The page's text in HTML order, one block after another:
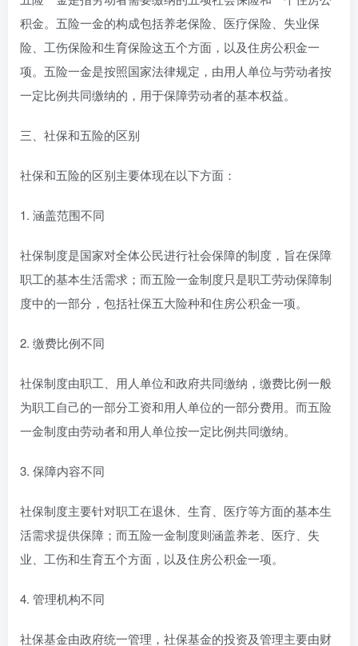
积金。五险一金的构成包括养老保险、医疗保险、失业保
险、工伤保险和生育保险这五个方面，以及住房公积金一
项。五险一金是按照国家法律规定，由用人单位与劳动者按
一定比例共同缴纳的，用于保障劳动者的基本权益。
三、社保和五险的区别
社保和五险的区别主要体现在以下方面：
1. 涵盖范围不同
社保制度是国家对全体公民进行社会保障的制度，旨在保障
职工的基本生活需求；而五险一金制度只是职工劳动保障制
度中的一部分，包括社保五大险种和住房公积金一项。
2. 缴费比例不同
社保制度由职工、用人单位和政府共同缴纳，缴费比例一般
为职工自己的一部分工资和用人单位的一部分费用。而五险
一金制度由劳动者和用人单位按一定比例共同缴纳。
3. 保障内容不同
社保制度主要针对职工在退休、生育、医疗等方面的基本生
活需求提供保障；而五险一金制度则涵盖养老、医疗、失
业、工伤和生育五个方面，以及住房公积金一项。
4. 管理机构不同
社保基金由政府统一管理，社保基金的投资及管理主要由财